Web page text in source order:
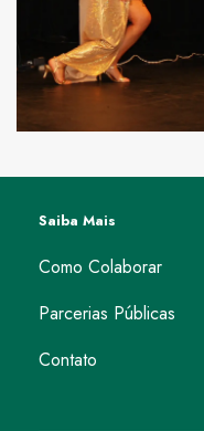
Saiba Mais
Como Colaborar
Parcerias Públicas
Contato